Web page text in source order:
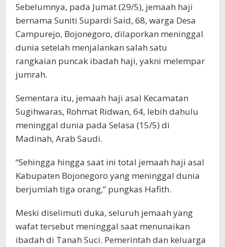
Sebelumnya, pada Jumat (29/5), jemaah haji
bernama Suniti Supardi Said, 68, warga Desa
Campurejo, Bojonegoro, dilaporkan meninggal
dunia setelah menjalankan salah satu
rangkaian puncak ibadah haji, yakni melempar
jumrah.
Sementara itu, jemaah haji asal Kecamatan
Sugihwaras, Rohmat Ridwan, 64, lebih dahulu
meninggal dunia pada Selasa (15/5) di
Madinah, Arab Saudi.
“Sehingga hingga saat ini total jemaah haji asal
Kabupaten Bojonegoro yang meninggal dunia
berjumlah tiga orang,” pungkas Hafith.
Meski diselimuti duka, seluruh jemaah yang
wafat tersebut meninggal saat menunaikan
ibadah di Tanah Suci. Pemerintah dan keluarga